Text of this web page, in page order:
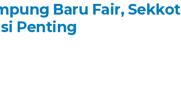
Baru Fair, Sekkot
Penting